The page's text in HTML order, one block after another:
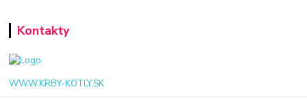
Kontakty
WWW.KRBY-KOTLY.SK